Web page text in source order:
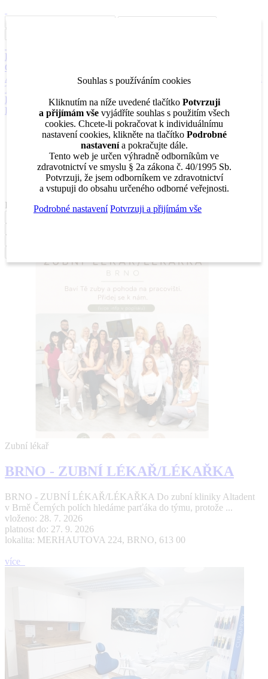
Kariérní poradenství
O nás
AKADEMIE
DENTAL BAZAR DENTAL JOBS
TV
DentalJobs.czmenu search
Přihlásit
Inzerce
Pro inzerenty
Upozornění na nové pozice
Kariérní poradenství
Filtrovat
Zubní lékař
BRNO - ZUBNÍ LÉKAŘ/LÉKAŘKA
BRNO - ZUBNÍ LÉKAŘ/LÉKAŘKA Do zubní kliniky Altadent
v Brně Černých polích hledáme parťáka do týmu, protože ...
vloženo: 28. 7. 2026
platnost do: 27. 9. 2026
lokalita: MERHAUTOVA 224, BRNO, 613 00
více
Souhlas s používáním cookies
Kliknutím na níže uvedené tlačítko Potvrzuji
a přijímám vše vyjádříte souhlas s použitím všech
cookies. Chcete-li pokračovat k individuálnímu
nastavení cookies, klikněte na tlačítkoPodrobné
nastavenía pokračujte dále.
Tento web je určen výhradně odborníkům ve
zdravotnictví ve smyslu § 2a zákona č. 40/1995 Sb.
Potvrzuji, že jsem odborníkem ve zdravotnictví
a vstupuji do obsahu určeného odborné veřejnosti.
Podrobné nastavení Potvrzuji a přijímám vše